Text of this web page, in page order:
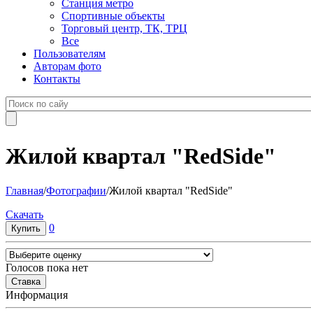
Станция метро
Спортивные объекты
Торговый центр, ТК, ТРЦ
Все
Пользователям
Авторам фото
Контакты
Жилой квартал "RedSide"
Главная/Фотографии/Жилой квартал "RedSide"
Cкачать
0
Голосов пока нет
Информация